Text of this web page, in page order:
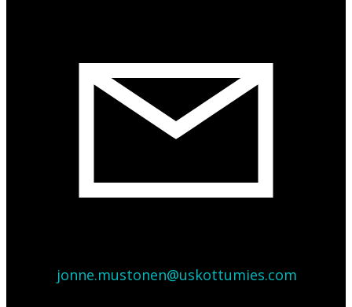
jonne.mustonen@uskottumies.com